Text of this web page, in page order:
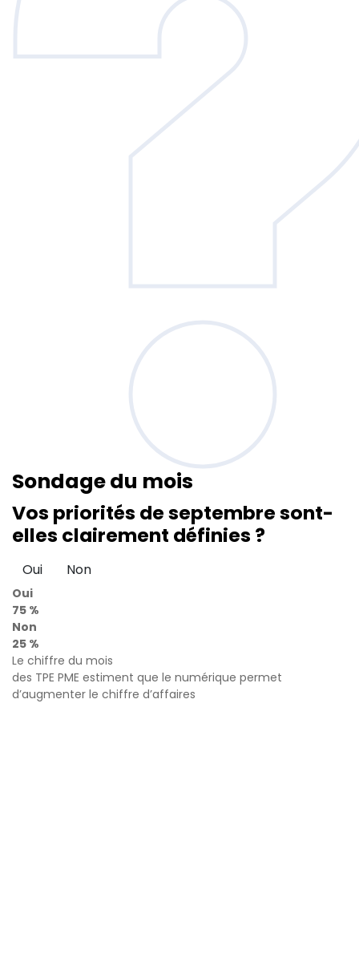
Sondagedu mois
Vos priorités de septembre sont-
elles clairement définies ?
Oui Non
Oui
75 %
Non
25 %
Le chiffre du mois
des TPE PME estiment que le numérique permet
d’augmenter le chiffre d’affaires